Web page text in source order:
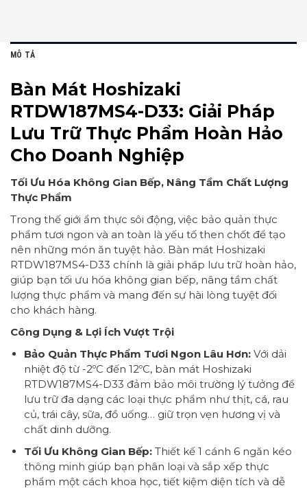
MÔ TẢ
Bàn Mát Hoshizaki
RTDW187MS4-D33: Giải Pháp
Lưu Trữ Thực Phẩm Hoàn Hảo
Cho Doanh Nghiệp
Tối Ưu Hóa Không Gian Bếp, Nâng Tầm Chất Lượng
Thực Phẩm
Trong thế giới ẩm thực sôi động, việc bảo quản thực
phẩm tươi ngon và an toàn là yếu tố then chốt để tạo
nên những món ăn tuyệt hảo. Bàn mát Hoshizaki
RTDW187MS4-D33 chính là giải pháp lưu trữ hoàn hảo,
giúp bạn tối ưu hóa không gian bếp, nâng tầm chất
lượng thực phẩm và mang đến sự hài lòng tuyệt đối
cho khách hàng.
Công Dụng & Lợi Ích Vượt Trội
Bảo Quản Thực Phẩm Tươi Ngon Lâu Hơn:Với dải
nhiệt độ từ -2ºC đến 12ºC, bàn mát Hoshizaki
RTDW187MS4-D33 đảm bảo môi trường lý tưởng để
lưu trữ đa dạng các loại thực phẩm như thịt, cá, rau
củ, trái cây, sữa, đồ uống… giữ trọn vẹn hương vị và
chất dinh dưỡng.
Tối Ưu Không Gian Bếp:Thiết kế 1 cánh 6 ngăn kéo
thông minh giúp bạn phân loại và sắp xếp thực
phẩm một cách khoa học, tiết kiệm diện tích và dễ